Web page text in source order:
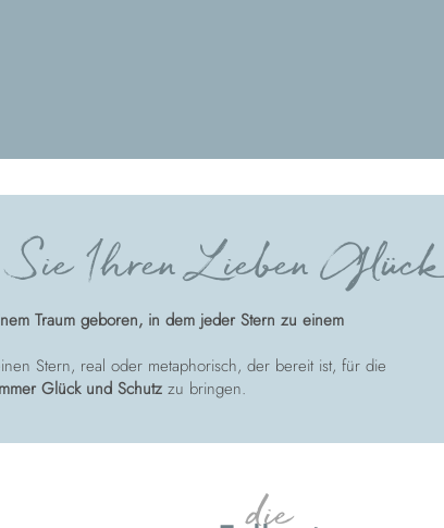
Sie Ihren Lieben Glück
Traum geboren, in dem jeder Stern zu einem
Stern, real oder metaphorisch, der bereit ist, für die
Glück und Schutz zu bringen.
die